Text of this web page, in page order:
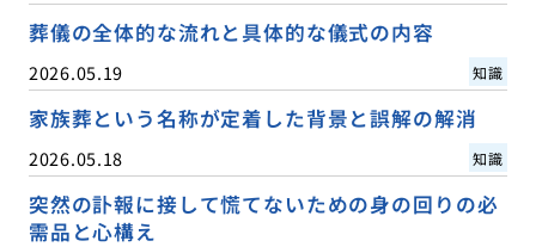
葬儀の全体的な流れと具体的な儀式の内容
2026.05.19 知識
家族葬という名称が定着した背景と誤解の解消
2026.05.18 知識
突然の訃報に接して慌てないための身の回りの必
需品と心構え